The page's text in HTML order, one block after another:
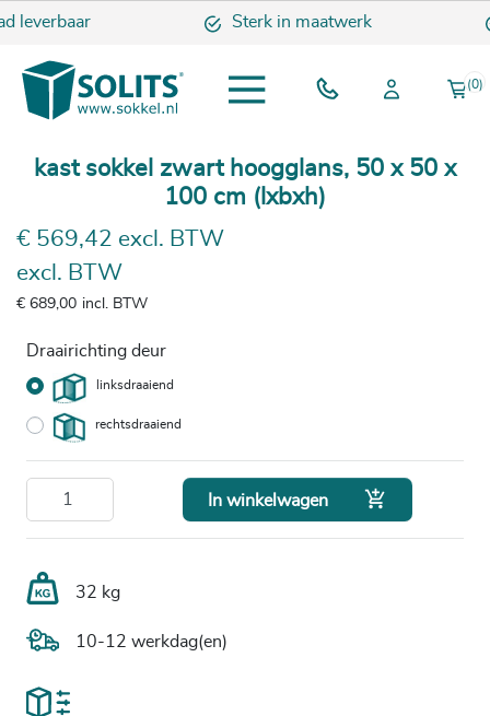
leverbaar Sterk in maatwerk
(0)
kast sokkel zwart hoogglans, 50 x 50 x
100 cm (lxbxh)
€ 569,42 excl. BTW
excl. BTW
€ 689,00 incl. BTW
Draairichting deur
linksdraaiend
rechtsdraaiend
In winkelwagen 
32 kg
10-12 werkdag(en)